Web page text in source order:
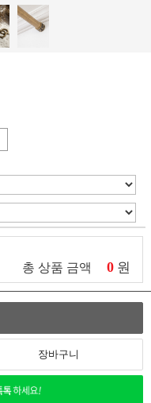
총 상품 금액 0 원
장바구니